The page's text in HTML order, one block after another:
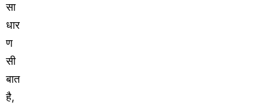
सा
धार
ण
सी
बात
है,